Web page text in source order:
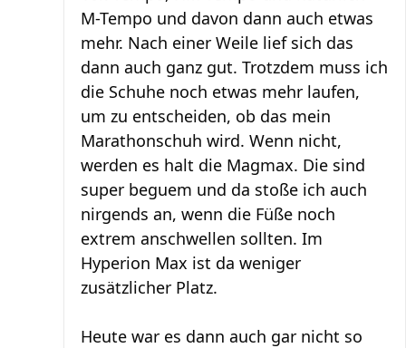
M-Tempo und davon dann auch etwas
mehr. Nach einer Weile lief sich das
dann auch ganz gut. Trotzdem muss ich
die Schuhe noch etwas mehr laufen,
um zu entscheiden, ob das mein
Marathonschuh wird. Wenn nicht,
werden es halt die Magmax. Die sind
super beguem und da stoße ich auch
nirgends an, wenn die Füße noch
extrem anschwellen sollten. Im
Hyperion Max ist da weniger
zusätzlicher Platz.
Heute war es dann auch gar nicht so